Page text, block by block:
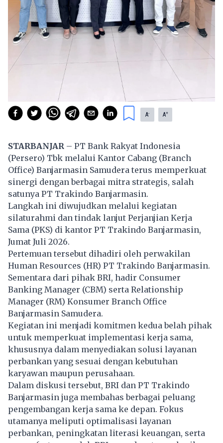
A- A+
STARBANJAR – PT Bank Rakyat Indonesia
(Persero) Tbk melalui Kantor Cabang (Branch
Office) Banjarmasin Samudera terus memperkuat
sinergi dengan berbagai mitra strategis, salah
satunya PT Trakindo Banjarmasin.
Langkah ini diwujudkan melalui kegiatan
silaturahmi dan tindak lanjut Perjanjian Kerja
Sama (PKS) di kantor PT Trakindo Banjarmasin,
Jumat Juli 2026.
Pertemuan tersebut dihadiri oleh perwakilan
Human Resources (HR) PT Trakindo Banjarmasin.
Sementara dari pihak BRI, hadir Consumer
Banking Manager (CBM) serta Relationship
Manager (RM) Konsumer Branch Office
Banjarmasin Samudera.
Kegiatan ini menjadi komitmen kedua belah pihak
untuk memperkuat implementasi kerja sama,
khususnya dalam menyediakan solusi layanan
perbankan yang sesuai dengan kebutuhan
karyawan maupun perusahaan.
Dalam diskusi tersebut, BRI dan PT Trakindo
Banjarmasin juga membahas berbagai peluang
pengembangan kerja sama ke depan. Fokus
utamanya meliputi optimalisasi layanan
perbankan, peningkatan literasi keuangan, serta